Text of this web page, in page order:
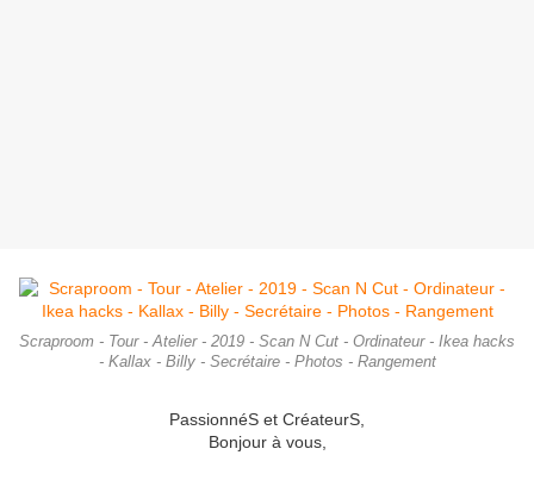
Scraproom - Tour - Atelier - 2019 - Scan N Cut - Ordinateur - Ikea hacks
- Kallax - Billy - Secrétaire - Photos - Rangement
PassionnéS et CréateurS,
Bonjour à vous,